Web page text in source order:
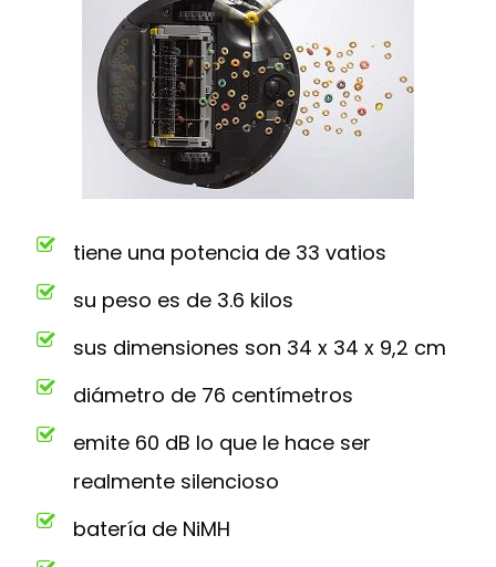
tiene una potencia de 33 vatios
su peso es de 3.6 kilos
sus dimensiones son 34 x 34 x 9,2 cm
diámetro de 76 centímetros
emite 60 dB lo que le hace ser
realmente silencioso
batería de NiMH